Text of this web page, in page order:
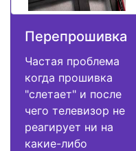
Перепрошивка
Частая проблема
когда прошивка
"слетает" и после
чего телевизор не
реагирует ни на
какие-либо